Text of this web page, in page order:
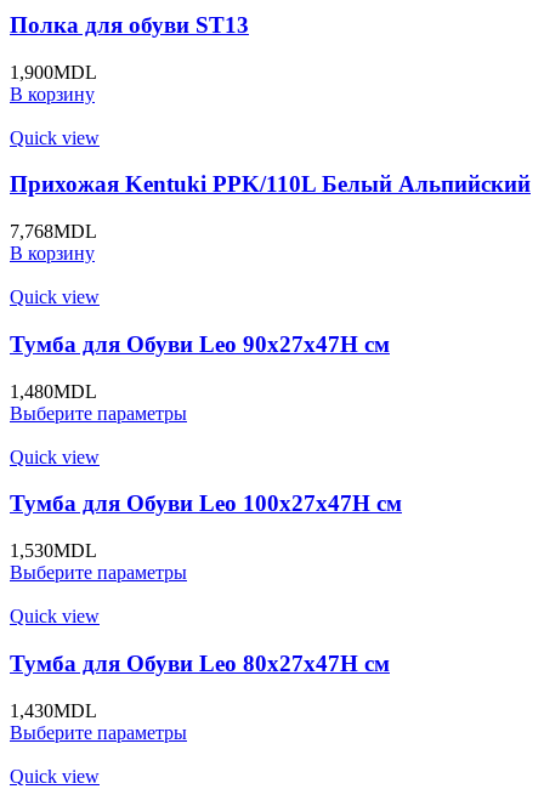
Полка для обуви ST13
1,900MDL
В корзину
Quick view
Прихожая Kentuki PPK/110L Белый Альпийский
7,768MDL
В корзину
Quick view
Тумба для Обуви Leo 90x27x47H cм
1,480MDL
Выберите параметры
Quick view
Тумба для Обуви Leo 100x27x47H cм
1,530MDL
Выберите параметры
Quick view
Тумба для Обуви Leo 80x27x47H cм
1,430MDL
Выберите параметры
Quick view